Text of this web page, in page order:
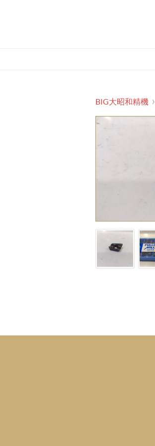
BIG大昭和精機